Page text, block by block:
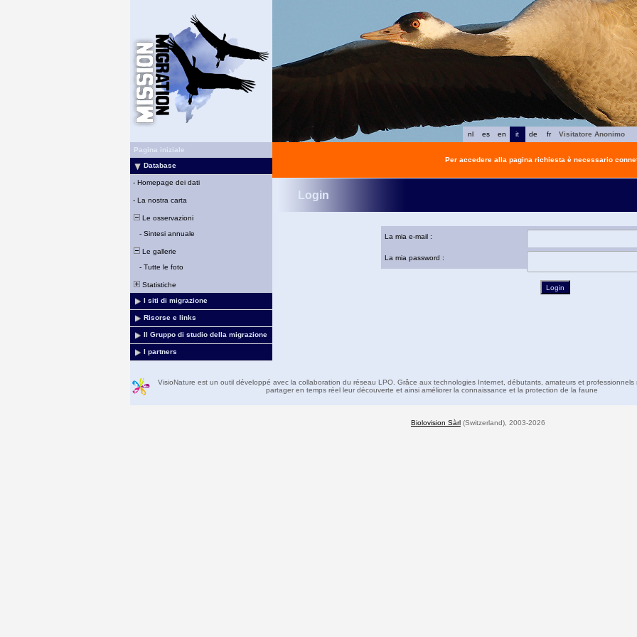
fr
de
it
en
es
nl
Visitatore Anonimo
Pagina iniziale
Database
- Homepage dei dati
- La nostra carta
Le osservazioni
- Sintesi annuale
Le gallerie
- Tutte le foto
Statistiche
I siti di migrazione
Risorse e links
Il Gruppo di studio della migrazione
I partners
Per accedere alla pagina richiesta è necessario
Login
La mia e-mail :
La mia password :
VisioNature est un outil développé avec la collaboration du réseau LPO. Grâce aux technologies Internet, débutants, amateurs et professionnels
partager en temps réel leur découverte et ainsi améliorer la connaissance et la protection de la faune
Biolovision Sàrl (Switzerland), 2003-2026